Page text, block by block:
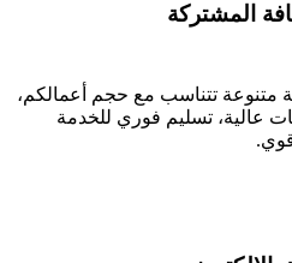
المشتركة
متنوعة تتناسب مع حجم أعمالكم،
عالية، تسليم فوري للخدمة